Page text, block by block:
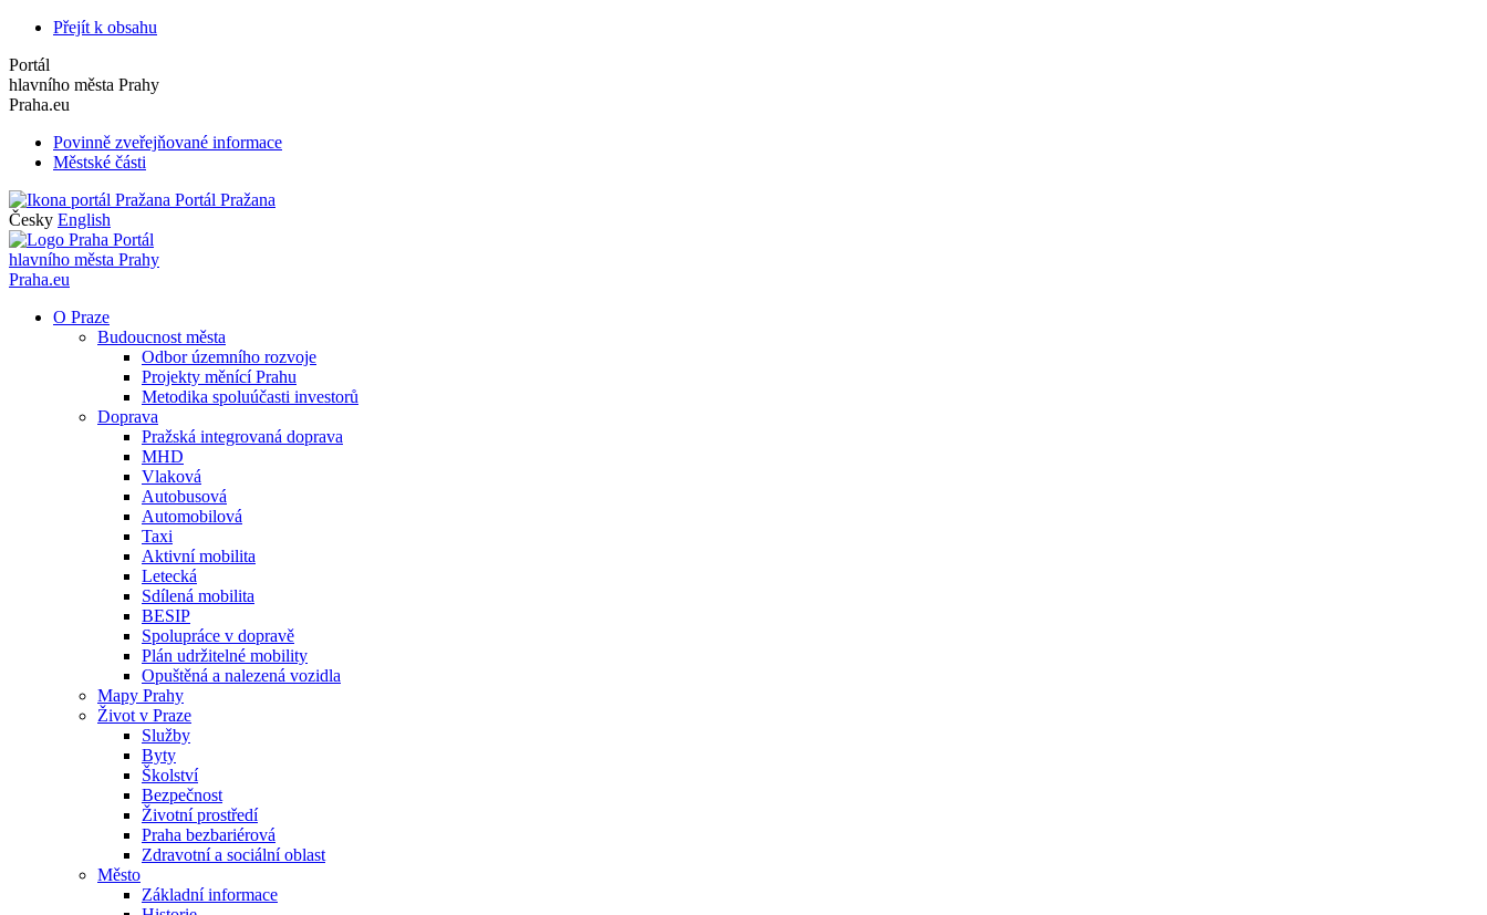
Přejít k obsahu
Portál
hlavního města Prahy
Praha.eu
Povinně zveřejňované informace
Městské části
Portál Pražana
Česky English
Portál
hlavního města Prahy
Praha.eu
O Praze
Budoucnost města
Odbor územního rozvoje
Projekty měnící Prahu
Metodika spoluúčasti investorů
Doprava
Pražská integrovaná doprava
MHD
Vlaková
Autobusová
Automobilová
Taxi
Aktivní mobilita
Letecká
Sdílená mobilita
BESIP
Spolupráce v dopravě
Plán udržitelné mobility
Opuštěná a nalezená vozidla
Mapy Prahy
Život v Praze
Služby
Byty
Školství
Bezpečnost
Životní prostředí
Praha bezbariérová
Zdravotní a sociální oblast
Město
Základní informace